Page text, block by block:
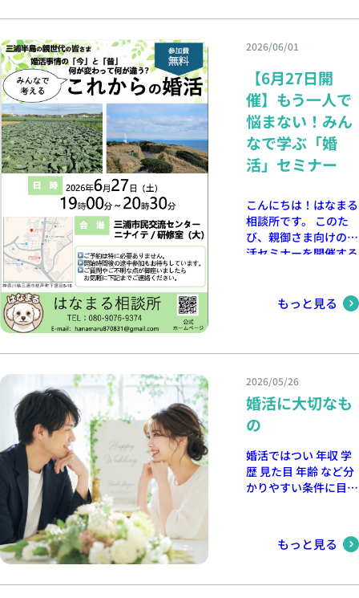
婚活の現状や、親御さ
まだからこそ知ってお
きたいことを、 でき
るだけ分かりやすくお
伝えできればと思いま
す。 セミナーと聞く
と少し堅いイメージが
あるかもしれません
が、 皆さまと顔を合
わせ、楽しい時間に出
😊 お買い物のついで
に、ふら〜っと途中参
加もOKです！ 皆さま
とお会いできる事を楽
いか」を考えることも
す。 幸せな結婚には
だからこそ、誰かの正
解を自分に当てはめる
より 自分自身の価値
観や大切にしたいこと
に目を向ける時間が必
要なのかもしれませ
あるかもしれません。
そんな時は、一人で抱
え込まずに気軽にご相
談ください。 婚活の
はお話しするところか
2026/06/01
【6月27日開
催】もう一人で
悩まない！みん
なで学ぶ「婚
活」セミナー
こんにちは！はなまる
相談所です。 このた
び、親御さま向けの婚
活セミナーを開催する
なるけれど、どう声を
いるけれど、少し心
を知りたい」 色々な
思いをお持ちのまま、
どう動いたらいいのか
が分からない‥。 そ
んな方もいらっしゃる
のではないでしょう
か。 今回のセミナー
では、三浦半島にスポ
できるサポートについ
もっと見る
2026/05/26
婚活に大切なも
の
婚活ではつい 年収 学
歴 見た目 年齢 など分
かりやすい条件に目が
方に共通しているのは
「一緒にいて安心でき
ること。 結婚生活は
もっと見る